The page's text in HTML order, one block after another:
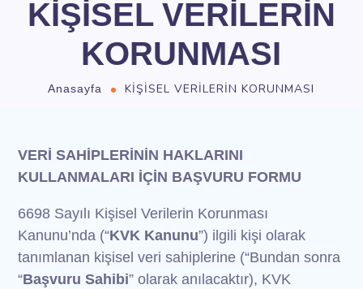
KİŞİSEL VERİLERİN
KORUNMASI
Anasayfa KİŞİSEL VERİLERİN KORUNMASI
VERİ SAHİPLERİNİN HAKLARINI
KULLANMALARI İÇİN BAŞVURU FORMU
6698 Sayılı Kişisel Verilerin Korunması
Kanunu’nda (“KVK Kanunu”) ilgili kişi olarak
tanımlanan kişisel veri sahiplerine (“Bundan sonra
“Başvuru Sahibi” olarak anılacaktır), KVK